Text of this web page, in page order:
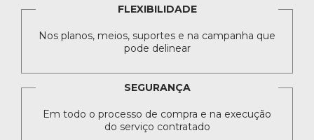
FLEXIBILIDADE
Nos planos, meios, suportes e na campanha que
pode delinear
SEGURANÇA
Em todo o processo de compra e na execução
do serviço contratado